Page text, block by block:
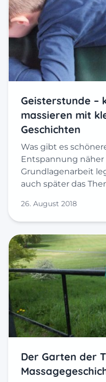
Geisterstunde –
massieren mit
Geschichten
Was gibt es
Entspannung
Grundlagenarbeit
auch später das
26. August 2018
Der Garten der